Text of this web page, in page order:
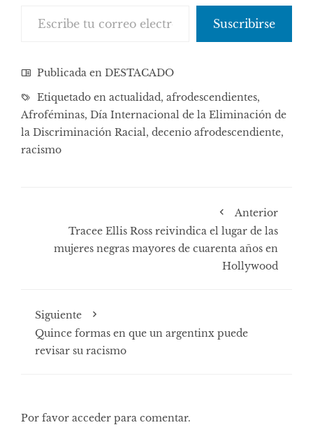
Suscribirse
Publicada en DESTACADO
Etiquetado en actualidad, afrodescendientes,
Afroféminas, Día Internacional de la Eliminación de
la Discriminación Racial, decenio afrodescendiente,
racismo
Anterior
Tracee Ellis Ross reivindica el lugar de las
mujeres negras mayores de cuarenta años en
Hollywood
Siguiente
Quince formas en que un argentinx puede
revisar su racismo
Por favor acceder para comentar.